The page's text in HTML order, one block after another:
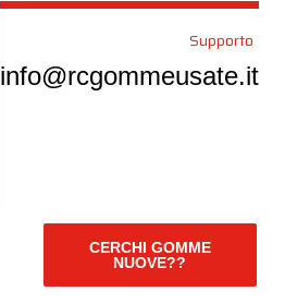
Supporto
info@rcgommeusate.it
CERCHI GOMME
NUOVE??